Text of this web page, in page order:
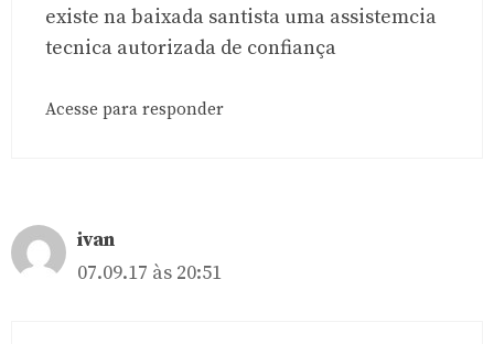
existe na baixada santista uma assistemcia
tecnica autorizada de confiança
Acesse para responder
ivan
07.09.17 às 20:51